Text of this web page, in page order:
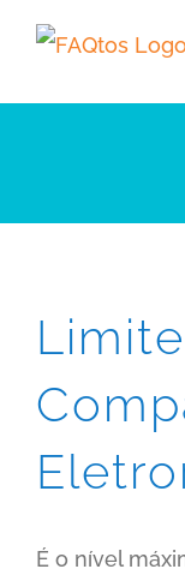
Skip
content
É o nível